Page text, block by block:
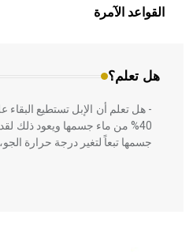
القواعد الآمرة
هل تعلم؟
بالعمارة الإسلامية في بلاد
المعمار على بناء مداميكه وخاصة
- هل تعلم أن الإبل تستطيع
40% من ماء جسمها ويعود ذلك
جسمها تبعاً لتغير درجة حرارة الجو،
الحكم، الأدلة، تنظيم التغذية،